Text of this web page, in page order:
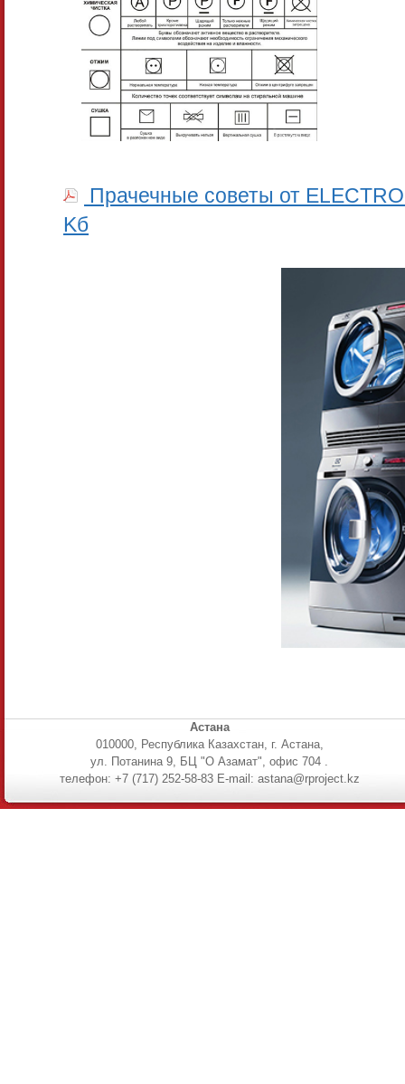
Прачечные советы от
Kб
Астана
010000, Республика Казахстан, г. Астана,
ул. Потанина 9, БЦ "О Азамат", офис 704 .
телефон: +7 (717) 252-58-83 E-mail: astana@rproject.kz